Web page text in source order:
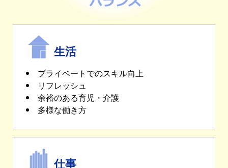
生活
プライベートでのスキル向上
リフレッシュ
余裕のある育児・介護
多様な働き方
仕事